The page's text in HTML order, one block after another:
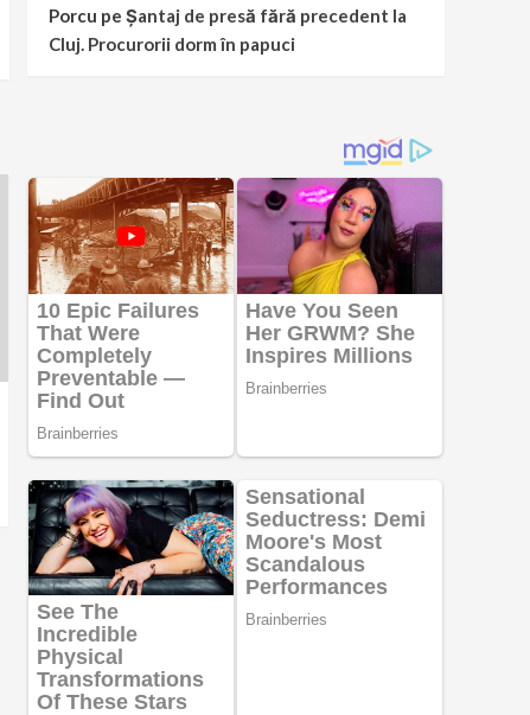
Porcu pe Șantaj de presă fără precedent la
Cluj. Procurorii dorm în papuci